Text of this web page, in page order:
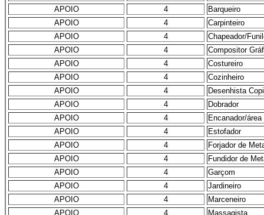
APOIO
4
Barqueiro
APOIO
4
Carpinteiro
APOIO
4
Chapeador/
APOIO
4
Compositor
APOIO
4
Costureiro
APOIO
4
Cozinheiro
APOIO
4
Desenhista
APOIO
4
Dobrador
APOIO
4
Encanador/área
APOIO
4
Estofador
APOIO
4
Forjador de
APOIO
4
Fundidor de
APOIO
4
Garçom
APOIO
4
Jardineiro
APOIO
4
Marceneiro
APOIO
4
Massagista